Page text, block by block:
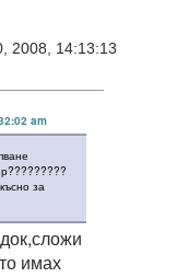
2008, 14:13:13
am
за
имах